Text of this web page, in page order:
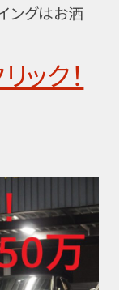
ングはお洒
ック！